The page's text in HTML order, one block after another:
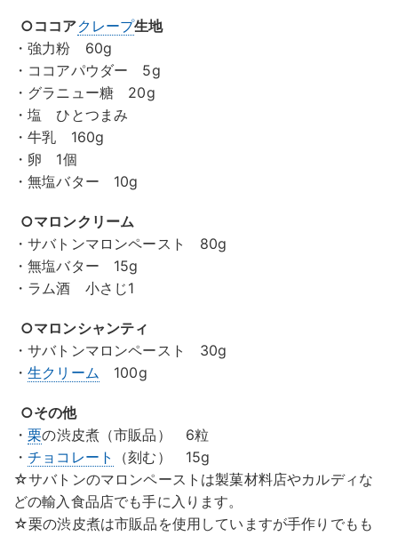
○ココアクレープ生地
・強力粉 60g
・ココアパウダー 5g
・グラニュー糖 20g
・塩 ひとつまみ
・牛乳 160g
・卵 1個
・無塩バター 10g
○マロンクリーム
・サバトンマロンペースト 80g
・無塩バター 15g
・ラム酒 小さじ1
○マロンシャンティ
・サバトンマロンペースト 30g
・生クリーム 100g
○その他
・栗の渋皮煮（市販品） 6粒
・チョコレート
（刻む） 15g
☆サバトンのマロンペーストは製菓材料店やカルディな
どの輸入食品店でも手に入ります。
☆栗の渋皮煮は市販品を使用していますが手作りでもも